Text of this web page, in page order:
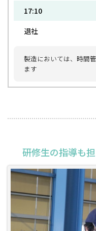
17:10
退社
製造においては、時間
ます
研修生の指導も